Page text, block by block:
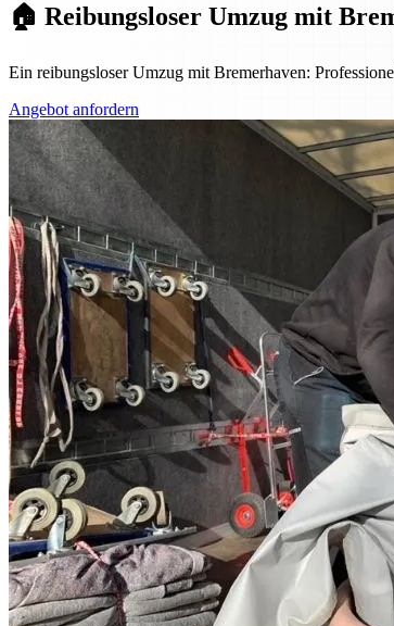
🏠 Reibungsloser Umzug mit
Ein reibungsloser Umzug mit Bremerhaven:
Angebot anfordern